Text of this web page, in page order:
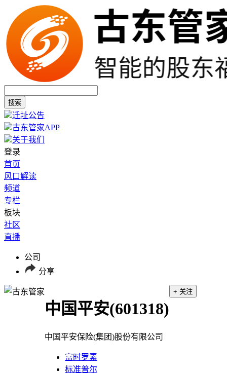
搜索
迁址公告
古东管家APP
关于我们
登录
首页
风口解读
频道
专栏
板块
社区
直播
公司
分享
中国平安(601318)
中国平安保险(集团)股份有限公司
富时罗素
标准普尔
+ 关注